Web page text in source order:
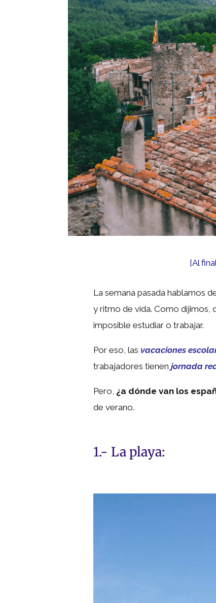
[Al
La semana pasada hablamos
y ritmo de vida. Como dijimos,
imposible estudiar o trabajar.
Por eso, las vacaciones
trabajadores tienenjornada
Pero, ¿a dónde van los
de verano.
1.- La playa: